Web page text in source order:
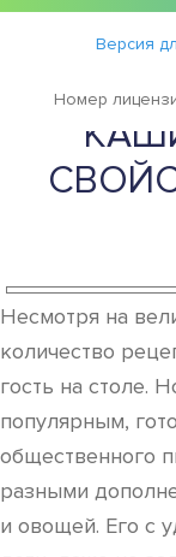
Версия
Номер
Статьи ›
ПОЛЬЗА
Несмотря на
количество
гость на столе.
популярным,
общественного
разными
и овощей. Его с